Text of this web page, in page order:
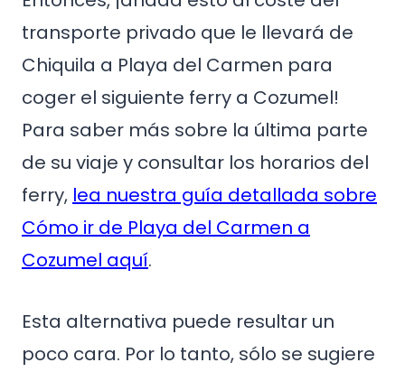
transporte privado que le llevará de
Chiquila a Playa del Carmen para
coger el siguiente ferry a Cozumel!
Para saber más sobre la última parte
de su viaje y consultar los horarios del
ferry, lea nuestra guía detallada sobre
Cómo ir de Playa del Carmen a
Cozumel aquí.
Esta alternativa puede resultar un
poco cara. Por lo tanto, sólo se sugiere